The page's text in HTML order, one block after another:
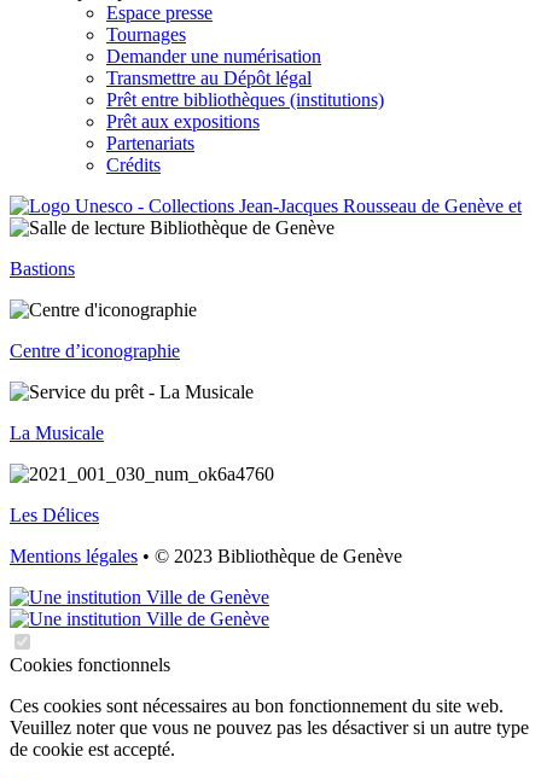
Espace presse
Tournages
Demander une numérisation
Transmettre au Dépôt légal
Prêt entre bibliothèques (institutions)
Prêt aux expositions
Partenariats
Crédits
Bastions
Centre d’iconographie
La Musicale
Les Délices
Mentions légales • © 2023 Bibliothèque de Genève
Cookies fonctionnels
Ces cookies sont nécessaires au bon fonctionnement du site web.
Veuillez noter que vous ne pouvez pas les désactiver si un autre type
de cookie est accepté.